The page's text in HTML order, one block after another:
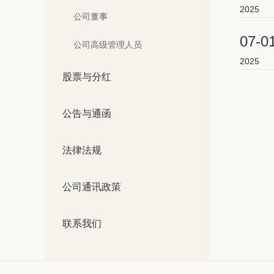
公司董事
公司高级管理人员
股票与分红
公告与通函
法律法规
公司通讯政策
联系我们
2025
07-
2025